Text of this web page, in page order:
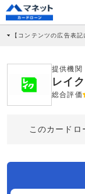
【コンテンツの広告表記
社に対して企業から紹介
商品を根拠なくPRするも
どに基づき、公平性を担
>提携企業一覧
提供機関
レイ
総合評価
このカードロ